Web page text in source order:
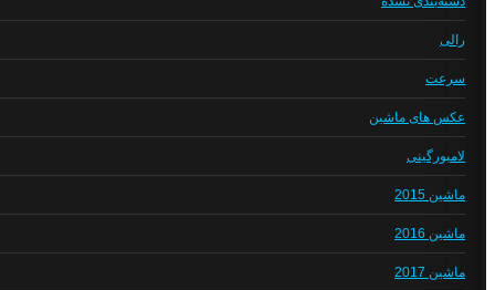
رالی
سرعت
عکس های ماشین
لامبورگینی
ماشین 2015
ماشین 2016
ماشین 2017